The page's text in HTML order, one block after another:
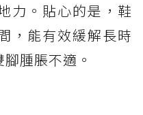
力。貼心的是，鞋
，能有效緩解長時
腫脹不適。